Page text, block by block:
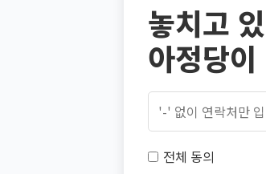
놓치고
아정당
전체 동의